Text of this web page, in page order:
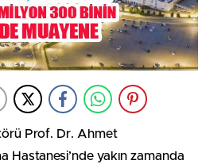
Prof. Dr. Ahmet
Hastanesi’nde yakın zamanda